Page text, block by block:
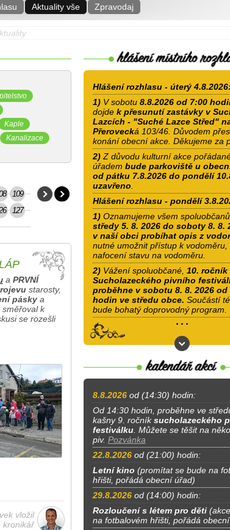
Aktuality vše Zpravodaj
Kaple
Kanalizace
109
127
a PRVNÍ
starosty,
páskya
směřoval k
se rozešli
vložil
kronikář
Hlášení rozhlasu - úterý 4.8.2026:
1)V sobotu8.8.2026 od 7:00
dojde k přesunutí zastávky v
Lazcích - "Suché Lazce Střed"
Přerovecká 103/46. Důvodem
konání obecní akce. Děkujeme za
2)Z důvodu kulturní akce
úřadem bude parkoviště u
od pátku 7.8.2026 do pondělí
uzavřeno
Hlášení rozhlasu - pondělí
1) Oznamujeme všem
středy 5. 8. 2026 do soboty 8. 8.
v naší obci probíhat opis z
nutné umožnit přístup k vodoměru,
nafocení stavu na vodoměru.
2)Vážení spoluobčané, 10. ročník
Sucholazeckého pivního
proběhne v sobotu 8. 8. 2026 od
hodin ve středu obce. Součástí
bude bohatý doprovodný program.
8.8.2026od (14:30) hodin:
Od 14:30 hodin, proběhne ve
kašny 9. ročníksucholazeckého
festiválku. Můžete se těšit na
piv. Pozvánka
22.8.2026od (21:00) hodin:
Letní kino (promítat se bude na
hřišti, pořádá obecní úřad)
29.8.2026od (14:00) hodin:
Rozloučení s létem pro děti
na fotbalovém hřišti, pořádá